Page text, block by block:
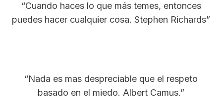
“Cuando haces lo que más temes, entonces
puedes hacer cualquier cosa. Stephen Richards”
“Nada es mas despreciable que el respeto
basado en el miedo. Albert Camus.”